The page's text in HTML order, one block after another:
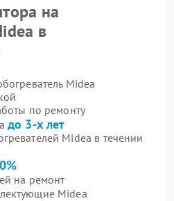
на
в
Midea
по ремонту
до 3-х лет
Midea в течении
на ремонт
Midea